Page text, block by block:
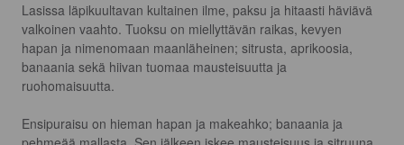
Lasissa läpikuultavan kultainen ilme, paksu ja hitaasti häviävä
valkoinen vaahto. Tuoksu on miellyttävän raikas, kevyen
hapan ja nimenomaan maanläheinen; sitrusta, aprikoosia,
banaania sekä hiivan tuomaa mausteisuutta ja
ruohomaisuutta.
Ensipuraisu on hieman hapan ja makeahko; banaania ja